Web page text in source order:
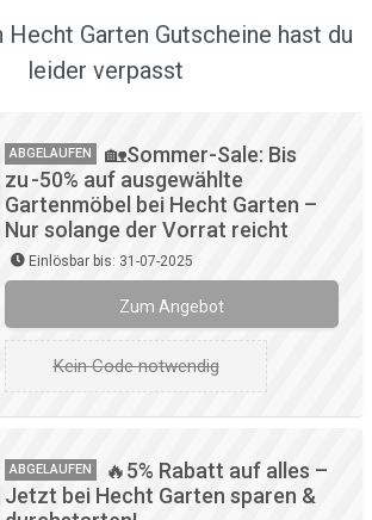
Hecht Garten Gutscheine hast du
leider verpasst
ABGELAUFEN
🏡Sommer-Sale: Bis
zu -50% auf ausgewählte
Gartenmöbel bei Hecht Garten –
Nur solange der Vorrat reicht
Einlösbar bis: 31-07-2025
Zum Angebot
Kein Code notwendig
ABGELAUFEN
🔥5% Rabatt auf alles –
Jetzt bei Hecht Garten sparen &